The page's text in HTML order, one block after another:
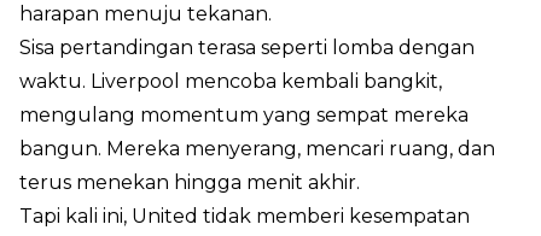
harapan menuju tekanan.
Sisa pertandingan terasa seperti lomba dengan
waktu. Liverpool mencoba kembali bangkit,
mengulang momentum yang sempat mereka
bangun. Mereka menyerang, mencari ruang, dan
terus menekan hingga menit akhir.
Tapi kali ini, United tidak memberi kesempatan